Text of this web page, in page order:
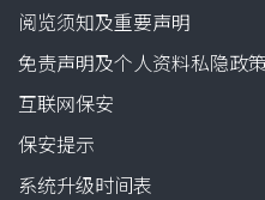
A 出口）
葵芳兴芳路178号丰寓地下2号
阅览须知及重要声明
免责声明及个人资料私隐政策
互联网保安
保安提示
系统升级时间表